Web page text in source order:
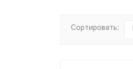
Сортировать: